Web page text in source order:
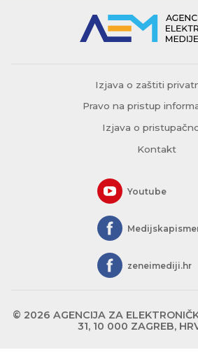
Izjava o zaštiti
Pravo na pristup
Izjava o
Kontakt
Youtube
zeneimediji.hr
© 2026 AGENCIJA ZA
31, 10 000 ZAGREB,